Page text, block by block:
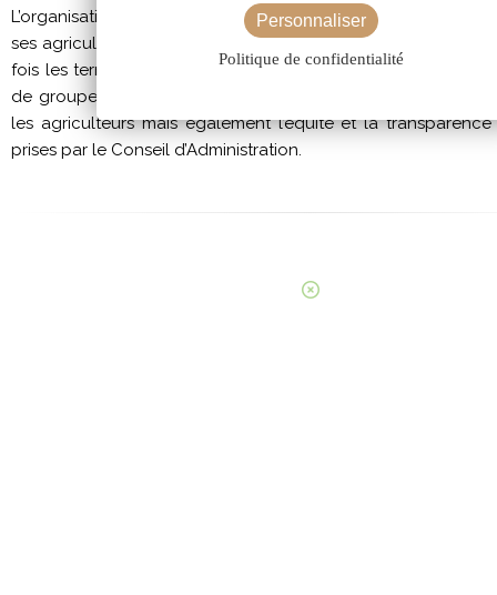
L’organisation de la coopérative repose sur une très forte
ses agriculteurs sociétaires. Ce fonctionnement
fois les territoires (comités de section) et les types de
de groupement), garantit non seulement l’expression des
les agriculteurs mais également l’équité et la
prises par le Conseil d’Administration.
Personnaliser
Politique de confidentialité